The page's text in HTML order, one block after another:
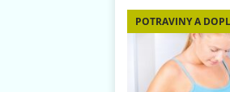
POTRAVINY A